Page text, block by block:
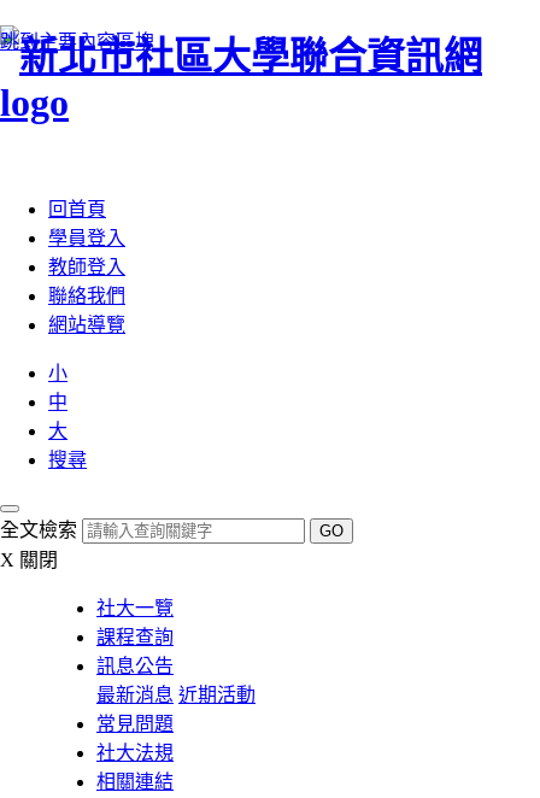
跳到主要內容區塊
回首頁
學員登入
教師登入
聯絡我們
網站導覽
小
中
大
搜尋
全文檢索 GO
X 關閉
社大一覽
課程查詢
訊息公告
最新消息 近期活動
常見問題
社大法規
相關連結